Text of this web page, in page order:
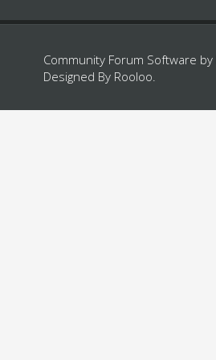
Community Forum Software by
Designed By Rooloo.